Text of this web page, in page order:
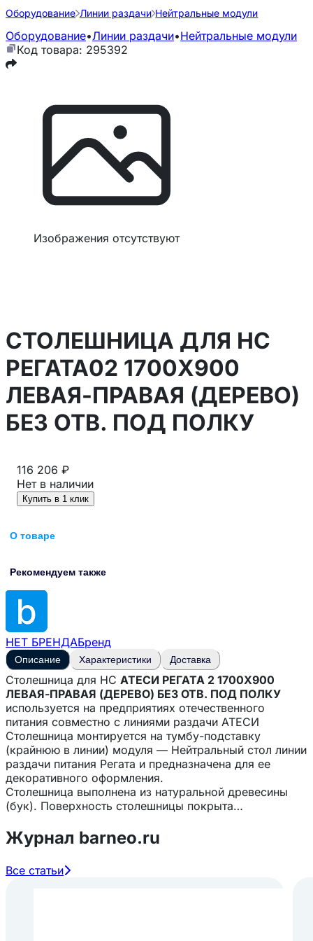
Оборудование Линии раздачи Нейтральные модули
Оборудование•Линии раздачи•Нейтральные модули
Код товара: 295392
Изображения отсутствуют
СТОЛЕШНИЦА ДЛЯ НС
РЕГАТА02 1700Х900
ЛЕВАЯ-ПРАВАЯ (ДЕРЕВО)
БЕЗ ОТВ. ПОД ПОЛКУ
116 206 ₽
Нет в наличии
Купить в 1 клик
О товаре
Рекомендуем также
НЕТ БРЕНДАБренд
Описание Характеристики Доставка
Столешница для НС АТЕСИ РЕГАТА 2 1700Х900
ЛЕВАЯ-ПРАВАЯ (ДЕРЕВО) БЕЗ ОТВ. ПОД ПОЛКУ
используется на предприятиях отечественного
питания совместно с линиями раздачи АТЕСИ
Столешница монтируется на тумбу-подставку
(крайнюю в линии) модуля — Нейтральный стол линии
раздачи питания Регата и предназначена для ее
декоративного оформления.
Столешница выполнена из натуральной древесины
(бук). Поверхность столешницы покрыта
значительно упрощает санитарно-гигиеническую
обработку изделия и при необходимости его
безвредное при контакте с пищевыми продуктами.
Журнал barneo.ru
Все статьи